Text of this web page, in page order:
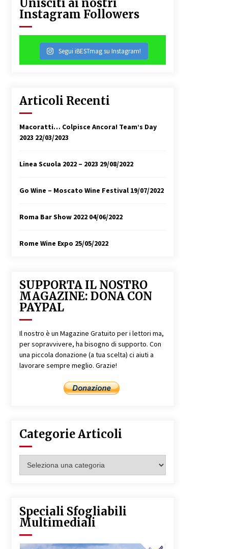
31/07/2018
Unisciti ai nostri
Instagram Followers
Segui iBESTmag su Instagram!
Articoli Recenti
Macoratti… Colpisce Ancora! Team’s Day
2023 22/03/2023
Linea Scuola 2022 – 2023 29/08/2022
Go Wine – Moscato Wine Festival 19/07/2022
Roma Bar Show 2022 04/06/2022
Rome Wine Expo 25/05/2022
SUPPORTA IL NOSTRO
MAGAZINE: DONA CON
PAYPAL
Il nostro è un Magazine Gratuito per i lettori ma,
per sopravvivere, ha bisogno di supporto. Con
una piccola donazione (a tua scelta) ci aiuti a
lavorare sempre meglio. Grazie!
Categorie Articoli
Articoli
Speciali Sfogliabili
Multimediali